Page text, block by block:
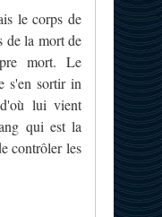
le corps de
de la mort de
mort. Le
s'en sortir in
lui vient
qui est la
contrôler les